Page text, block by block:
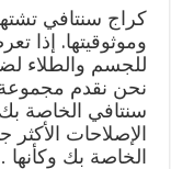
كراج سنتافي
وموثوقيتها. إذا
للجسم والطلاء
نحن نقدم
سنتافي الخاصة
الإصلاحات
الخاصة بك